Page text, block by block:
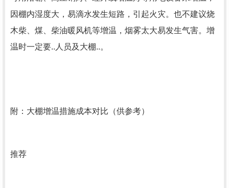
因棚内湿度大，易滴水发生短路，引起火灾。也不建议烧
木柴、煤、柴油暖风机等增温，烟雾太大易发生气害。增
温时一定要..人员及大棚..。
附：大棚增温措施成本对比（供参考）
推荐